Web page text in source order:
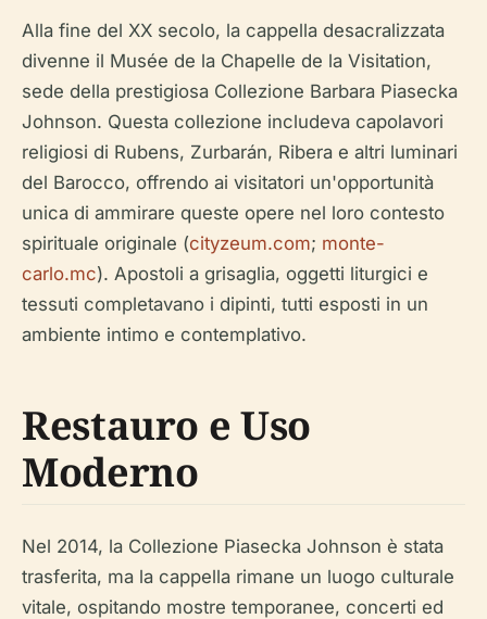
Alla fine del XX secolo, la cappella desacralizzata
divenne il Musée de la Chapelle de la Visitation,
sede della prestigiosa Collezione Barbara Piasecka
Johnson. Questa collezione includeva capolavori
religiosi di Rubens, Zurbarán, Ribera e altri luminari
del Barocco, offrendo ai visitatori un'opportunità
unica di ammirare queste opere nel loro contesto
spirituale originale (cityzeum.com; monte-
carlo.mc). Apostoli a grisaglia, oggetti liturgici e
tessuti completavano i dipinti, tutti esposti in un
ambiente intimo e contemplativo.
Restauro e Uso
Moderno
Nel 2014, la Collezione Piasecka Johnson è stata
trasferita, ma la cappella rimane un luogo culturale
vitale, ospitando mostre temporanee, concerti ed